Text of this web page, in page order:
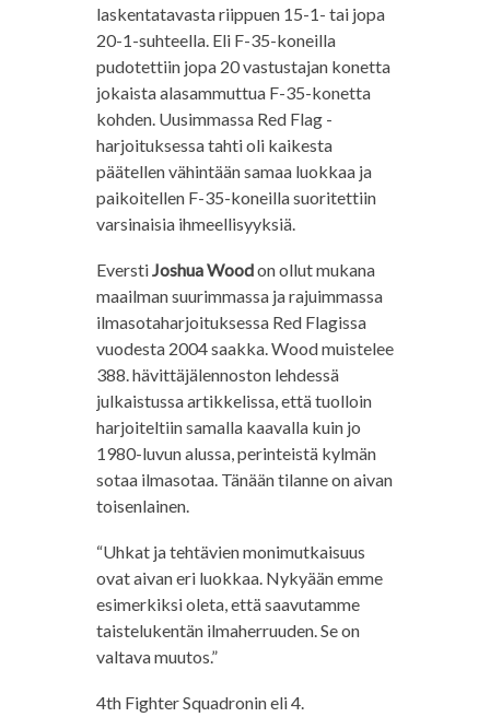
laskentatavasta riippuen 15-1- tai jopa
20-1-suhteella. Eli F-35-koneilla
pudotettiin jopa 20 vastustajan konetta
jokaista alasammuttua F-35-konetta
kohden. Uusimmassa Red Flag -
harjoituksessa tahti oli kaikesta
päätellen vähintään samaa luokkaa ja
paikoitellen F-35-koneilla suoritettiin
varsinaisia ihmeellisyyksiä.
EverstiJoshua Woodon ollut mukana
maailman suurimmassa ja rajuimmassa
ilmasotaharjoituksessa Red Flagissa
vuodesta 2004 saakka. Wood muistelee
388. hävittäjälennoston lehdessä
julkaistussa artikkelissa, että tuolloin
harjoiteltiin samalla kaavalla kuin jo
1980-luvun alussa, perinteistä kylmän
sotaa ilmasotaa. Tänään tilanne on aivan
toisenlainen.
“Uhkat ja tehtävien monimutkaisuus
ovat aivan eri luokkaa. Nykyään emme
esimerkiksi oleta, että saavutamme
taistelukentän ilmaherruuden. Se on
valtava muutos.”
4th Fighter Squadronin eli 4.